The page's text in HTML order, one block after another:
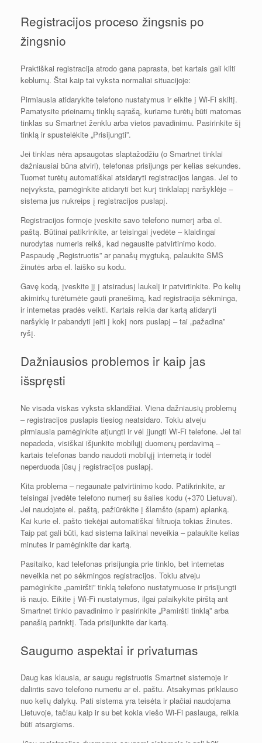
Registracijos proceso žingsnis po
žingsnio
Praktiškai registracija atrodo gana paprasta, bet kartais gali kilti
keblumų. Štai kaip tai vyksta normaliai situacijoje:
Pirmiausia atidarykite telefono nustatymus ir eikite į Wi-Fi skiltį.
Pamatysite prieinamų tinklų sąrašą, kuriame turėtų būti matomas
tinklas su Smartnet ženklu arba vietos pavadinimu. Pasirinkite šį
tinklą ir spustelėkite „Prisijungti”.
Jei tinklas nėra apsaugotas slaptažodžiu (o Smartnet tinklai
dažniausiai būna atviri), telefonas prisijungs per kelias sekundes.
Tuomet turėtų automatiškai atsidaryti registracijos langas. Jei to
neįvyksta, pamėginkite atidaryti bet kurį tinklalapį naršyklėje –
sistema jus nukreips į registracijos puslapį.
Registracijos formoje įveskite savo telefono numerį arba el.
paštą. Būtinai patikrinkite, ar teisingai įvedėte – klaidingai
nurodytas numeris reikš, kad negausite patvirtinimo kodo.
Paspaudę „Registruotis” ar panašų mygtuką, palaukite SMS
žinutės arba el. laiško su kodu.
Gavę kodą, įveskite jį į atsiradusį laukelį ir patvirtinkite. Po kelių
akimirkų turėtumėte gauti pranešimą, kad registracija sėkminga,
ir internetas pradės veikti. Kartais reikia dar kartą atidaryti
naršyklę ir pabandyti įeiti į kokį nors puslapį – tai „pažadina”
ryšį.
Dažniausios problemos ir kaip jas
išspręsti
Ne visada viskas vyksta sklandžiai. Viena dažniausių problemų
– registracijos puslapis tiesiog neatsidaro. Tokiu atveju
pirmiausia pamėginkite atjungti ir vėl įjungti Wi-Fi telefone. Jei tai
nepadeda, visiškai išjunkite mobilųjį duomenų perdavimą –
kartais telefonas bando naudoti mobilųjį internetą ir todėl
neperduoda jūsų į registracijos puslapį.
Kita problema – negaunate patvirtinimo kodo. Patikrinkite, ar
teisingai įvedėte telefono numerį su šalies kodu (+370 Lietuvai).
Jei naudojate el. paštą, pažiūrėkite į šlamšto (spam) aplanką.
Kai kurie el. pašto tiekėjai automatiškai filtruoja tokias žinutes.
Taip pat gali būti, kad sistema laikinai neveikia – palaukite kelias
minutes ir pamėginkite dar kartą.
Pasitaiko, kad telefonas prisijungia prie tinklo, bet internetas
neveikia net po sėkmingos registracijos. Tokiu atveju
pamėginkite „pamiršti” tinklą telefono nustatymuose ir prisijungti
iš naujo. Eikite į Wi-Fi nustatymus, ilgai palaikykite pirštą ant
Smartnet tinklo pavadinimo ir pasirinkite „Pamiršti tinklą” arba
panašią parinktį. Tada prisijunkite dar kartą.
Saugumo aspektai ir privatumas
Daug kas klausia, ar saugu registruotis Smartnet sistemoje ir
dalintis savo telefono numeriu ar el. paštu. Atsakymas priklauso
nuo kelių dalykų. Pati sistema yra teisėta ir plačiai naudojama
Lietuvoje, tačiau kaip ir su bet kokia viešo Wi-Fi paslauga, reikia
būti atsargiems.